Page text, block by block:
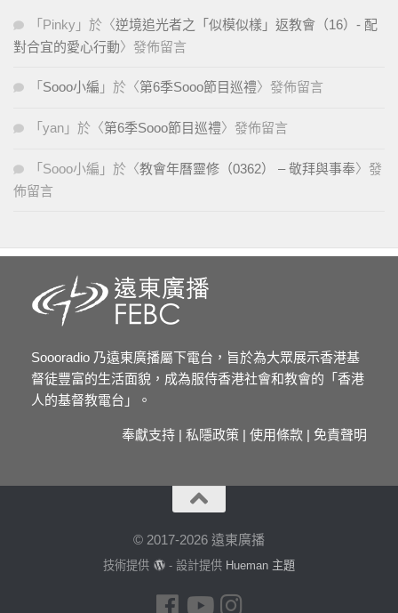
「 Pinky 」於〈逆境追光者之「似模似樣」返教會（16）- 配
對合宜的愛心行動〉發佈留言
「 Sooo小編 」於〈第6季Sooo節目巡禮〉發佈留言
「 yan 」於〈第6季Sooo節目巡禮〉發佈留言
「 Sooo小編 」於〈教會年曆靈修（0362） – 敬拜與事奉〉發
佈留言
Soooradio 乃遠東廣播屬下電台，旨於為大眾展示香港基
督徒豐富的生活面貌，成為服侍香港社會和教會的「香港
人的基督教電台」。
奉獻支持 | 私隱政策 | 使用條款 | 免責聲明
© 2017-2026 遠東廣播
技術提供 - 設計提供 Hueman 主題